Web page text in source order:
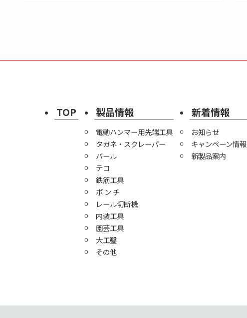
TOP 製品情報
電動ハンマー用先端工具
タガネ・スクレーパー
バール
テコ
鉄筋工具
ポ ン チ
レール切断機
内装工具
園芸工具
大工鑿
その他
新着情報
お知らせ
キャンペーン情報
新製品案内